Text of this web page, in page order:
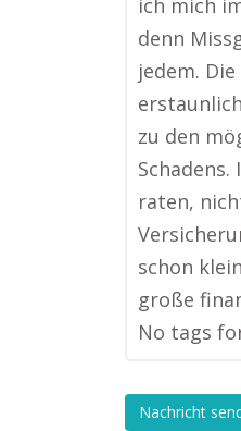
ich mich
denn
jedem.
zu den
raten,
schon
große
No tags
Nachricht